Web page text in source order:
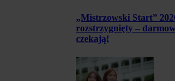
„Mistrzowski Start”
rozstrzygnięty –
czekają!